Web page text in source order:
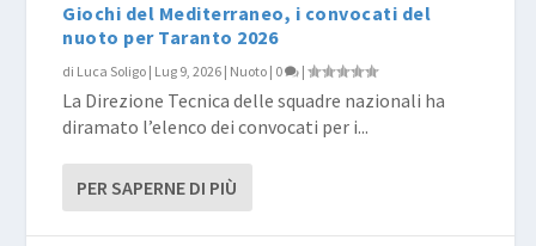
Giochi del Mediterraneo, i convocati del
nuoto per Taranto 2026
di Luca Soligo | Lug 9, 2026 | Nuoto | 0 |
La Direzione Tecnica delle squadre nazionali ha
diramato l’elenco dei convocati per i...
PER SAPERNE DI PIÙ